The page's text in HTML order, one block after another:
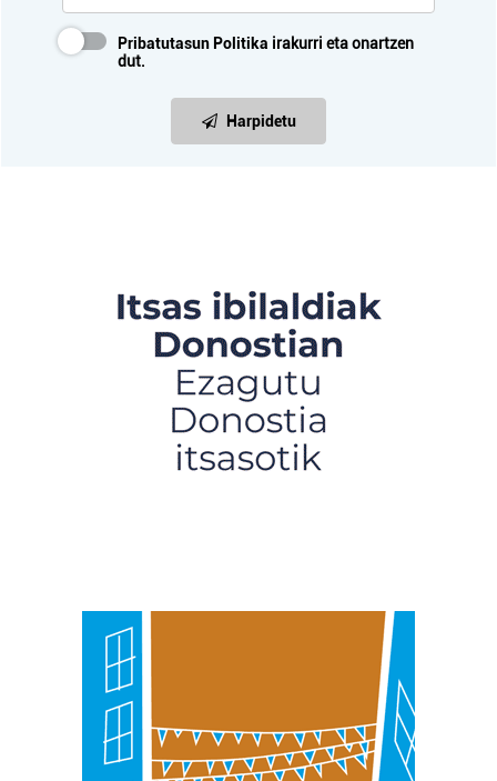
Pribatutasun Politika irakurri eta onartzen
dut.
Harpidetu